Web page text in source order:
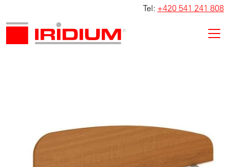
Tel: +420 541 241 808